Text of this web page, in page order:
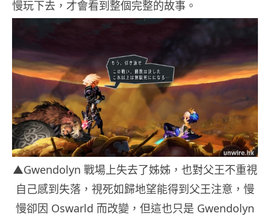
慢玩下去，才會看到整個完整的故事。
▲Gwendolyn 戰場上失去了姊姊，也對父王不重視
自己感到失落，視死如歸地望能得到父王注意，慢
慢卻因 Oswarld 而改變，但這也只是 Gwendolyn